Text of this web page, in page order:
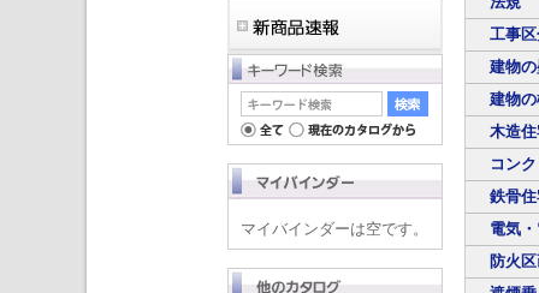
工事
建物
建物
木造
コン
鉄骨
電気
防火
マイバインダーは空です。